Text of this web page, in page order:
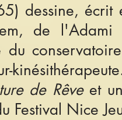
dessine, écrit
de
du
de Rêveet
Festival Nice